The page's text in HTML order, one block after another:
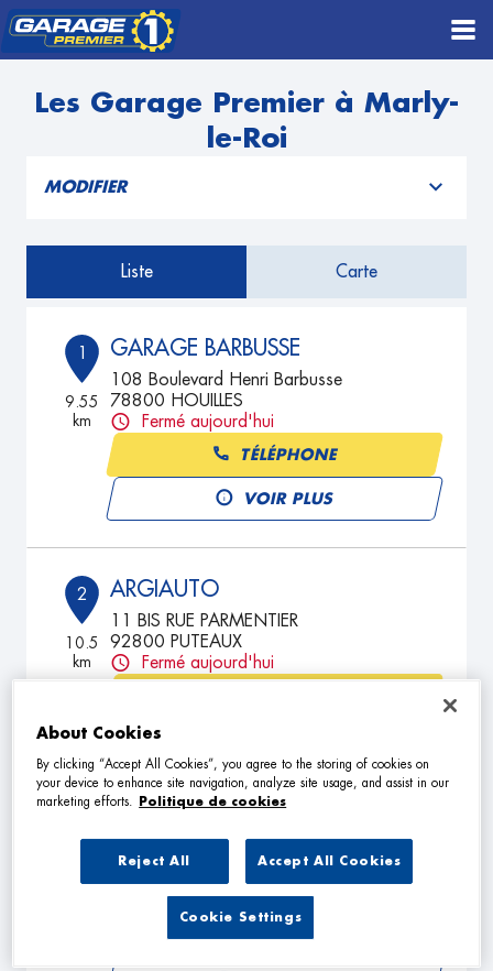
Les Garage Premier à Marly-
le-Roi
MODIFIER
Liste Carte
1
9.55
km
GARAGE BARBUSSE
108 Boulevard Henri Barbusse
78800 HOUILLES
Fermé aujourd'hui
TÉLÉPHONE
VOIR PLUS
2
10.5
km
ARGIAUTO
11 BIS RUE PARMENTIER
92800 PUTEAUX
Fermé aujourd'hui
3
11.78
19 Rue d'Alsace Lorraine
92250 LA GARENNE COLOMBES
TÉLÉPHONE
About Cookies
By clicking “Accept All Cookies”, you agree to the storing of cookies on
your device to enhance site navigation, analyze site usage, and assist in our
marketing efforts.
Politique de cookies
Reject All Accept All Cookies
Cookie Settings